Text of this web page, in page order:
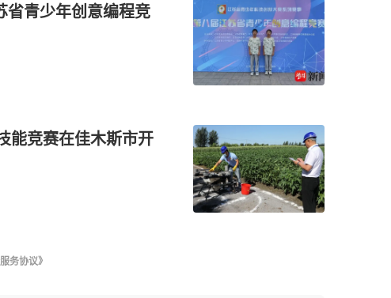
省青少年创意编程竞
能竞赛在佳木斯市开
务协议》